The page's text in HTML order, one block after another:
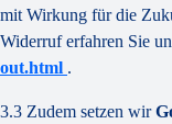
mit Wirkung für die
Widerruf erfahren Sie
out.html .
3.3 Zudem setzen wir